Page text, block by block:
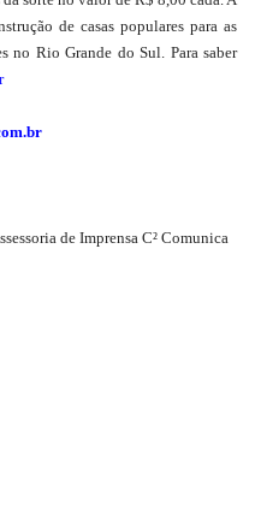
de casas populares para as
no Rio Grande do Sul. Para saber
de Imprensa C² Comunica